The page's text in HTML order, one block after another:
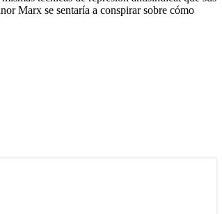
Marx se sentaría a conspirar sobre cómo